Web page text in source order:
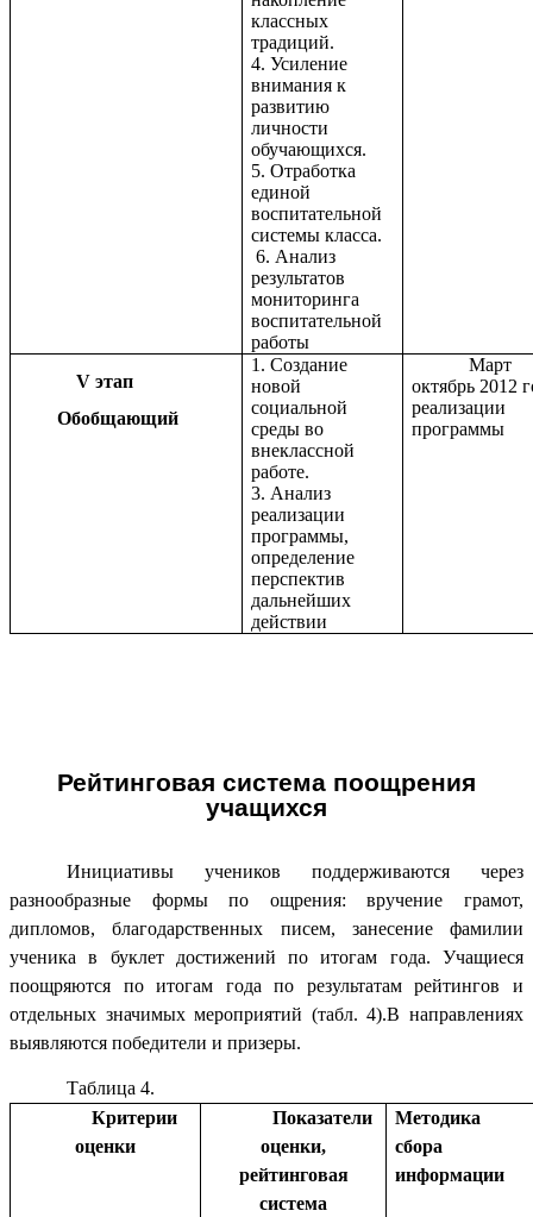
классных
традиций.
4. Усиление
внимания к
развитию
личности
обучающихся.
5. Отработка
единой
воспитательной
системы класса.
6. Анализ
результатов
мониторинга
воспитательной
работы
V этап
Обобщающий
1. Создание
новой
социальной
среды во
внеклассной
работе.
3. Анализ
реализации
программы,
определение
перспектив
дальнейших
действии
октябрь 2012
реализации
программы
Рейтинговая система поощрения
учащихся
Инициативы учеников поддерживаются через
разнообразные формы по ощрения: вручение грамот,
дипломов, благодарственных писем, занесение фамилии
ученика в буклет достижений по итогам года. Учащиеся
поощряются по итогам года по результатам рейтингов и
отдельных значимых мероприятий (табл. 4).В направлениях
выявляются победители и призеры.
Таблица 4.
Критерии
оценки
Показатели
оценки,
рейтинговая
система
Методика
сбора
информации